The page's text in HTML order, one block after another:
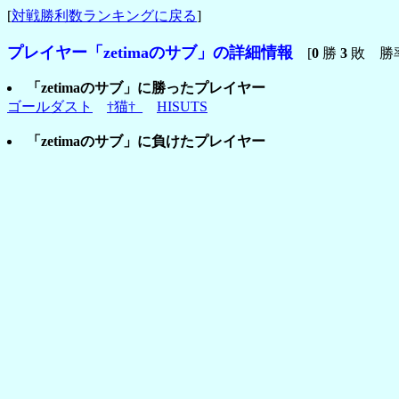
[対戦勝利数ランキングに戻る]
プレイヤー「zetimaのサブ」の詳細情報 [0 勝 3 敗 勝
「zetimaのサブ」に勝ったプレイヤー
ゴールダスト
†猫†_ HISUTS
「zetimaのサブ」に負けたプレイヤー